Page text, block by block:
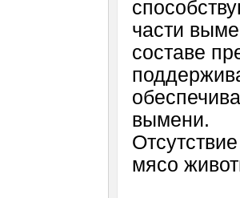
части
составе
вымени.
мясо